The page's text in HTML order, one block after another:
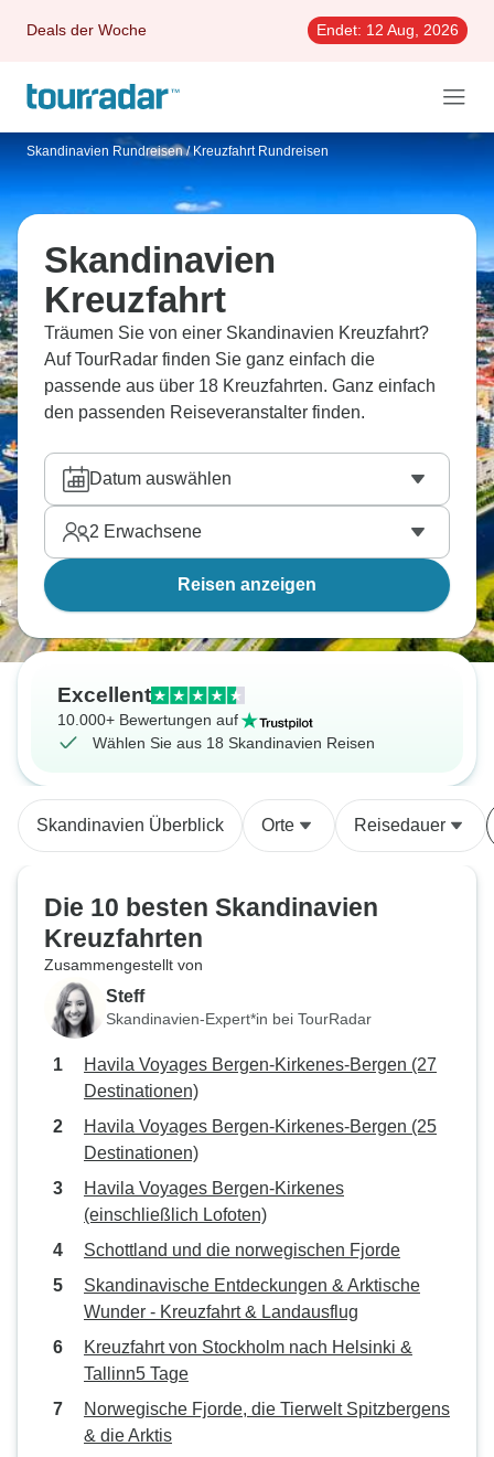
Deals der Woche Endet: 12 Aug, 2026
Skandinavien Rundreisen / Kreuzfahrt Rundreisen
Skandinavien
Kreuzfahrt
Träumen Sie von einer Skandinavien Kreuzfahrt?
Auf TourRadar finden Sie ganz einfach die
passende aus über 18 Kreuzfahrten. Ganz einfach
den passenden Reiseveranstalter finden.
Datum auswählen
2 Erwachsene
Reisen anzeigen
Excellent
10.000+ Bewertungen auf
Wählen Sie aus 18 Skandinavien Reisen
Skandinavien Überblick Orte Reisedauer
Die 10 besten Skandinavien
Kreuzfahrten
Zusammengestellt von
Steff
Skandinavien-Expert*in bei TourRadar
Havila Voyages Bergen-Kirkenes-Bergen (27
Destinationen)
Havila Voyages Bergen-Kirkenes-Bergen (25
Destinationen)
Havila Voyages Bergen-Kirkenes
(einschließlich Lofoten)
Schottland und die norwegischen Fjorde
Skandinavische Entdeckungen & Arktische
Wunder - Kreuzfahrt & Landausflug
Kreuzfahrt von Stockholm nach Helsinki &
Tallinn5 Tage
Norwegische Fjorde, die Tierwelt Spitzbergens
& die Arktis